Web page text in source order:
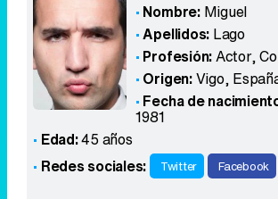
Nombre: Miguel
Apellidos: Lago
Profesión:Actor,
Origen:Vigo,
Fecha de
1981
Edad:45 años
Redes sociales:
Twitter Facebook